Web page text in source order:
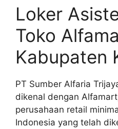
Loker
Toko
Kabupaten
PT Sumber Alfaria
dikenal dengan
perusahaan retail
Indonesia yang telah